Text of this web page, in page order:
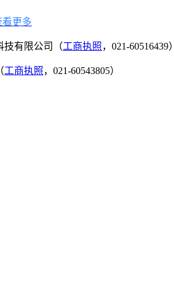
看更多
技有限公司（工商执照，021-60516439）
工商执照，021-60543805）